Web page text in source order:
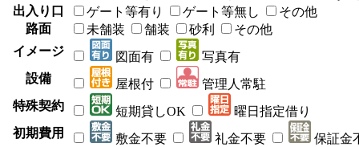
出入り口
ゲート等有り ゲート等無し
その他
路面
未舗装 舗装 砂利
その他
イメージ
図面有
写真有
設備
屋根付
管理人常駐
特殊契約
短期貸しOK
曜日指定借り
初期費用
敷金不要 礼金不要 保証金